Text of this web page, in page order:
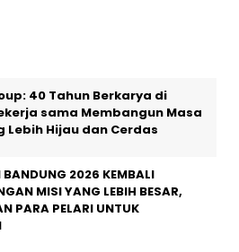
40 Tahun Berkarya di
sama Membangun Masa
Lebih Hijau dan Cerdas
BANDUNG 2026 KEMBALI
MISI YANG LEBIH BESAR,
PARA PELARI UNTUK